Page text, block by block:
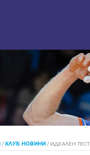
/ КЛУБ НОВИНИ / ИДЕАЛЕН ТЕСТ